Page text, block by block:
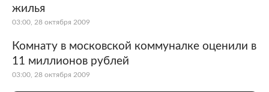
жилья
03:00, 28 октября 2009
Комнату в московской коммуналке оценили в
11 миллионов рублей
03:00, 28 октября 2009